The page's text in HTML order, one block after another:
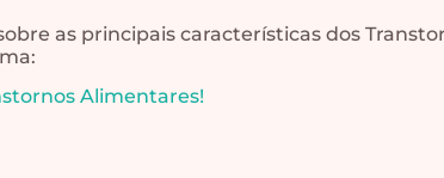
as principais características dos
Alimentares!